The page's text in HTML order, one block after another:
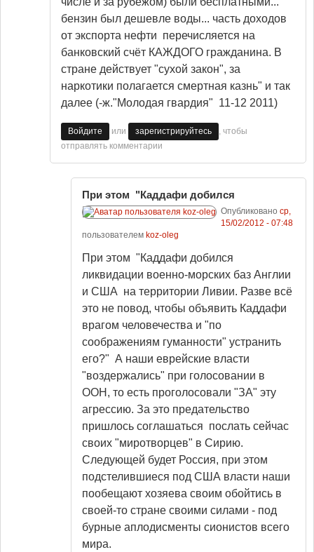
бензин был дешевле воды... часть доходов
от экспорта нефти перечисляется на
банковский счёт КАЖДОГО гражданина. В
стране действует "сухой закон", за
наркотики полагается смертная казнь" и так
далее (-ж."Молодая гвардия" 11-12 2011)
Войдите или зарегистрируйтесь
, чтобы
отправлять комментарии
При этом "Каддафи добился
Опубликовано ср,
15/02/2012 - 07:48
пользователем koz-oleg
При этом "Каддафи добился
ликвидации военно-морских баз Англии
и США на территории Ливии. Разве всё
это не повод, чтобы объявить Каддафи
врагом человечества и "по
соображениям гуманности" устранить
его?" А наши еврейские власти
"воздержались" при голосовании в
ООН, то есть проголосовали "ЗА" эту
агрессию. За это предательство
пришлось соглашаться послать сейчас
своих "миротворцев" в Сирию.
Следующей будет Россия, при этом
подстелившиеся под США власти наши
пообещают хозяева своим обойтись в
своей-то стране своими силами - под
бурные аплодисменты сионистов всего
мира.